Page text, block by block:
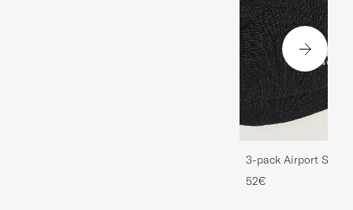
3-pack Airport
Melange
52€